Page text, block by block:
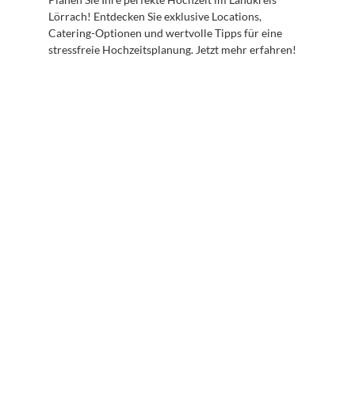
Lörrach! Entdecken Sie exklusive Locations,
Catering-Optionen und wertvolle Tipps für eine
stressfreie Hochzeitsplanung. Jetzt mehr erfahren!